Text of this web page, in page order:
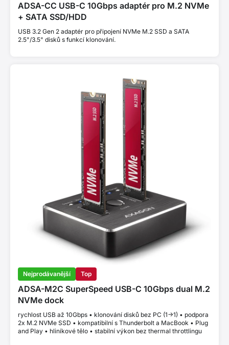
ADSA-CC USB-C 10Gbps adaptér pro M.2 NVMe
+ SATA SSD/HDD
USB 3.2 Gen 2 adaptér pro připojení NVMe M.2 SSD a SATA
2.5"/3.5" disků s funkcí klonování.
Nejprodávanější Top
ADSA-M2C SuperSpeed USB-C 10Gbps dual M.2
NVMe dock
rychlost USB až 10Gbps • klonování disků bez PC (1->1) • podpora
2x M.2 NVMe SSD • kompatibilní s Thunderbolt a MacBook • Plug